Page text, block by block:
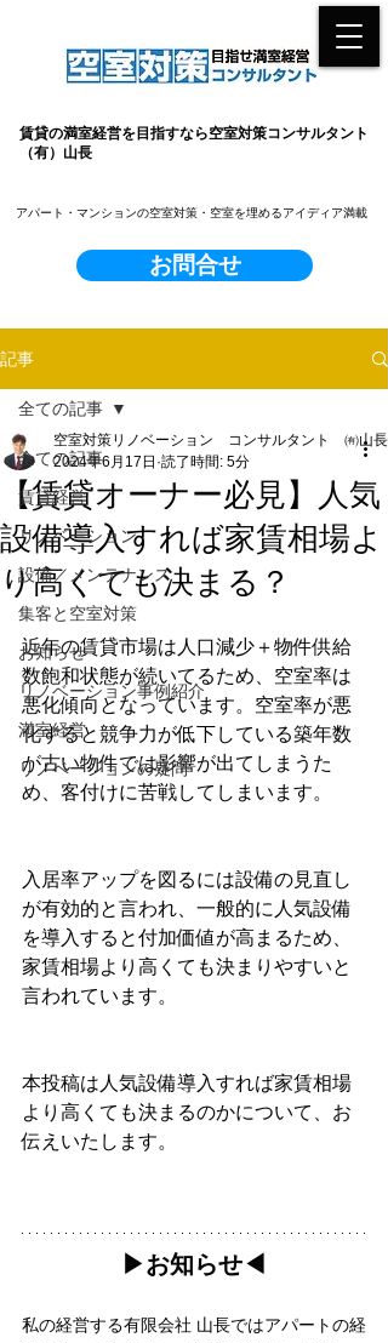
賃貸の満室経営を目指すなら空室対策コンサルタント
（有）山長
お問合せ
​アパート・マンションの空室対策・空室を埋めるアイディア満載
記事
全ての記事
賃貸経営
リノベーション
設備／メンテナンス
集客と空室対策
お知らせ
リノベーション事例紹介
満室経営
リノベーションの疑問
全ての記事
【賃貸オーナー必見】人気
設備導入すれば家賃相場よ
り高くても決まる？
空室対策リノベーション コンサルタント ㈲山長
2024年6月17日 読了時間: 5分
近年の賃貸市場は人口減少＋物件供給
数飽和状態が続いてるため、空室率は
悪化傾向となっています。空室率が悪
化すると競争力が低下している築年数
が古い物件では影響が出てしまうた
め、客付けに苦戦してしまいます。
入居率アップを図るには設備の見直し
が有効的と言われ、一般的に人気設備
を導入すると付加価値が高まるため、
家賃相場より高くても決まりやすいと
言われています。
本投稿は人気設備導入すれば家賃相場
より高くても決まるのかについて、お
伝えいたします。
▶︎お知らせ◀︎
私の経営する有限会社 山長ではアパートの経